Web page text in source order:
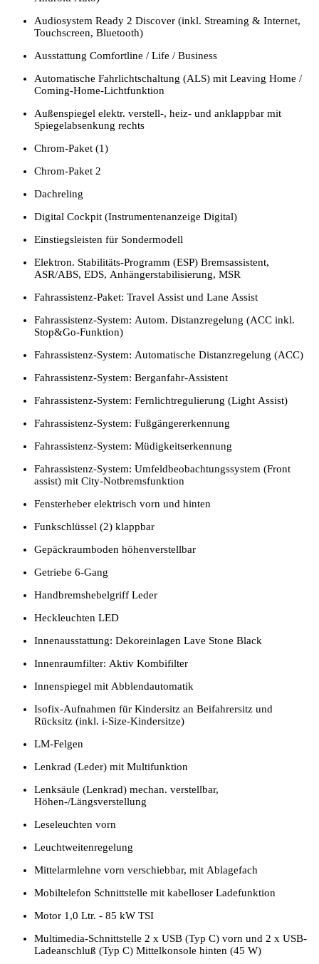
Audiosystem Ready 2 Discover (inkl. Streaming & Internet,
Touchscreen, Bluetooth)
Ausstattung Comfortline / Life / Business
Automatische Fahrlichtschaltung (ALS) mit Leaving Home /
Coming-Home-Lichtfunktion
Außenspiegel elektr. verstell-, heiz- und anklappbar mit
Spiegelabsenkung rechts
Chrom-Paket (1)
Chrom-Paket 2
Dachreling
Digital Cockpit (Instrumentenanzeige Digital)
Einstiegsleisten für Sondermodell
Elektron. Stabilitäts-Programm (ESP) Bremsassistent,
ASR/ABS, EDS, Anhängerstabilisierung, MSR
Fahrassistenz-Paket: Travel Assist und Lane Assist
Fahrassistenz-System: Autom. Distanzregelung (ACC inkl.
Stop&Go-Funktion)
Fahrassistenz-System: Automatische Distanzregelung (ACC)
Fahrassistenz-System: Berganfahr-Assistent
Fahrassistenz-System: Fernlichtregulierung (Light Assist)
Fahrassistenz-System: Fußgängererkennung
Fahrassistenz-System: Müdigkeitserkennung
Fahrassistenz-System: Umfeldbeobachtungssystem (Front
assist) mit City-Notbremsfunktion
Fensterheber elektrisch vorn und hinten
Funkschlüssel (2) klappbar
Gepäckraumboden höhenverstellbar
Getriebe 6-Gang
Handbremshebelgriff Leder
Heckleuchten LED
Innenausstattung: Dekoreinlagen Lave Stone Black
Innenraumfilter: Aktiv Kombifilter
Innenspiegel mit Abblendautomatik
Isofix-Aufnahmen für Kindersitz an Beifahrersitz und
Rücksitz (inkl. i-Size-Kindersitze)
LM-Felgen
Lenkrad (Leder) mit Multifunktion
Lenksäule (Lenkrad) mechan. verstellbar,
Höhen-/Längsverstellung
Leseleuchten vorn
Leuchtweitenregelung
Mittelarmlehne vorn verschiebbar, mit Ablagefach
Mobiltelefon Schnittstelle mit kabelloser Ladefunktion
Motor 1,0 Ltr. - 85 kW TSI
Multimedia-Schnittstelle 2 x USB (Typ C) vorn und 2 x USB-
Ladeanschluß (Typ C) Mittelkonsole hinten (45 W)